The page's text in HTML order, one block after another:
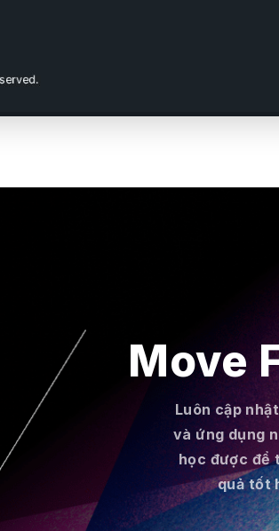
Move
Luôn cập
và ứng dụng
học được để
quả tốt